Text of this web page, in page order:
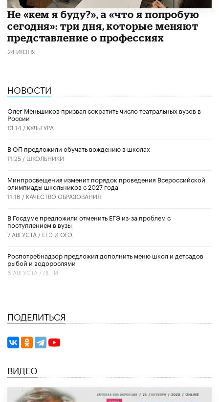
Не «кем я буду?», а «что я попробую
сегодня»: три дня, которые меняют
представление о профессиях
24 ИЮНЯ
НОВОСТИ
Олег Меньшиков призвал сократить число театральных вузов в
России
13:14 / КУЛЬТУРА
В ОП предложили обучать вождению в школах
11:25 / ШКОЛЬНИКИ
Минпросвещения изменит порядок проведения Всероссийской
олимпиады школьников с 2027 года
11:16 / КАЧЕСТВО ОБРАЗОВАНИЯ
В Госдуме предложили отменить ЕГЭ из-за проблем с
поступлением в вузы
7 АВГУСТА / ЕГЭ И ОГЭ
Роспотребнадзор предложил дополнить меню школ и детсадов
рыбой и водорослями
6 АВГУСТА / ДЕТИ
ПОДЕЛИТЬСЯ
ВИДЕО